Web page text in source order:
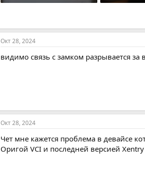
Окт 28, 2024
видимо связь с замком разрывается
Окт 28, 2024
Чет мне кажется проблема в девайсе
Оригой VCI и последней версией